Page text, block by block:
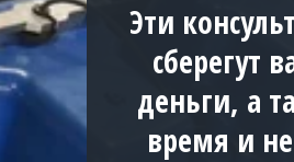
Эти
сберегут
деньги, а
время и